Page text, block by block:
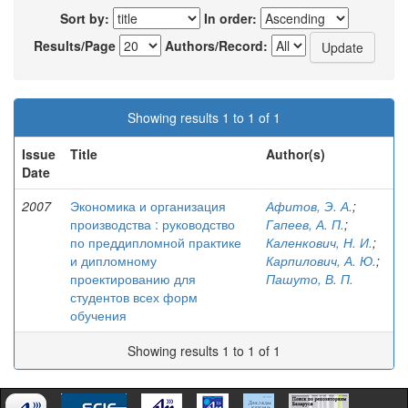
Sort by:
In order:
Results/Page
Authors/Record:
Showing results 1 to 1 of 1
Issue
Date
Title Author(s)
2007
Экономика и организация
производства : руководство
по преддипломной практике
и дипломному
проектированию для
студентов всех форм
обучения
Афитов, Э. А.;
Гапеев, А. П.;
Каленкович, Н. И.;
Карпилович, А. Ю.;
Пашуто, В. П.
Showing results 1 to 1 of 1